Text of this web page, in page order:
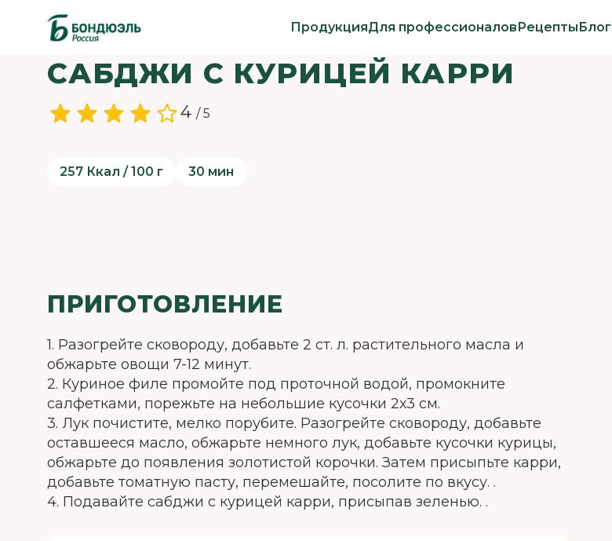
ПродукцияДля профессионаловРецептыБлог
САБДЖИ С КУРИЦЕЙ КАРРИ
4 / 5
257 Ккал / 100 г 30 мин
ПРИГОТОВЛЕНИЕ
1. Разогрейте сковороду, добавьте 2 ст. л. растительного масла и
обжарьте овощи 7-12 минут.
2. Куриное филе промойте под проточной водой, промокните
салфетками, порежьте на небольшие кусочки 2х3 см.
3. Лук почистите, мелко порубите. Разогрейте сковороду, добавьте
оставшееся масло, обжарьте немного лук, добавьте кусочки курицы,
обжарьте до появления золотистой корочки. Затем присыпьте карри,
добавьте томатную пасту, перемешайте, посолите по вкусу. .
4. Подавайте сабджи с курицей карри, присыпав зеленью. .